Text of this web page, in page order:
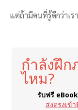
แต่ถ้ามีคนที่รู้ดีกว่าเร
กำลังฝึ
ไหม?
รับฟรี
ส่งตรงเข้